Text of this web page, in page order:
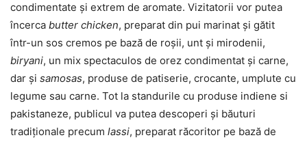
condimentate și extrem de aromate. Vizitatorii vor putea
încerca butter chicken, preparat din pui marinat și gătit
într-un sos cremos pe bază de roșii, unt și mirodenii,
biryani, un mix spectaculos de orez condimentat și carne,
dar și samosas, produse de patiserie, crocante, umplute cu
legume sau carne. Tot la standurile cu produse indiene si
pakistaneze, publicul va putea descoperi și băuturi
tradiționale precum lassi, preparat răcoritor pe bază de